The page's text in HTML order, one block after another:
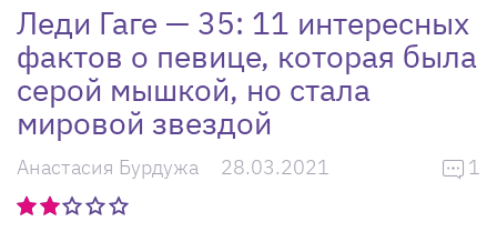
Леди Гаге — 35: 11 интересных
фактов о певице, которая была
серой мышкой, но стала
мировой звездой
Анастасия Бурдужа 28.03.2021 1